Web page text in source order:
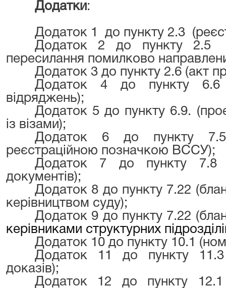
Додатки:
Додаток 1 до пункту 2.3
Додаток 2 до пункту 2.5
пересилання помилково
Додаток 3 до пункту 2.6 (акт
Додаток 4 до пункту 6.6
відряджень);
Додаток 5 до пункту 6.9.
із візами);
Додаток 6 до пункту 7.5
реєстраційною позначкою ВССУ);
Додаток 7 до пункту 7.8
документів);
Додаток 8 до пункту 7.22
керівництвом суду);
Додаток 9 до пункту 7.22
керівниками структурних
Додаток 10 до пункту 10.1
Додаток 11 до пункту
доказів);
Додаток 12 до пункту